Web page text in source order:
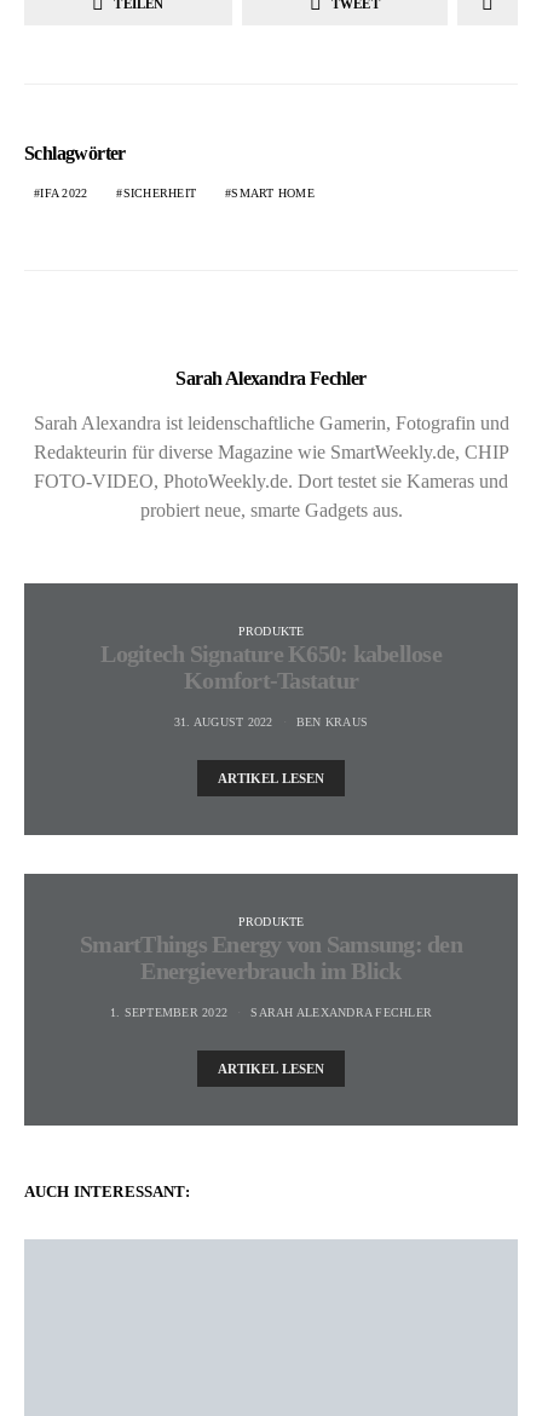
TEILEN TWEET
Schlagwörter
IFA 2022 SICHERHEIT SMART HOME
Sarah Alexandra Fechler
Sarah Alexandra ist leidenschaftliche Gamerin, Fotografin und
Redakteurin für diverse Magazine wie SmartWeekly.de, CHIP
FOTO-VIDEO, PhotoWeekly.de. Dort testet sie Kameras und
probiert neue, smarte Gadgets aus.
PRODUKTE
Logitech Signature K650: kabellose
Komfort-Tastatur
31. AUGUST 2022 BEN KRAUS
ARTIKEL LESEN
PRODUKTE
SmartThings Energy von Samsung: den
Energieverbrauch im Blick
1. SEPTEMBER 2022 SARAH ALEXANDRA FECHLER
ARTIKEL LESEN
AUCH INTERESSANT: